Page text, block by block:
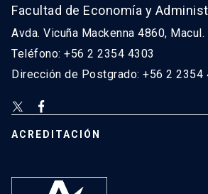
Facultad de Economía y
Avda. Vicuña Mackenna 4860,
Teléfono: +56 2 2354 4303
Dirección de Postgrado: +56 2 2354
ACREDITACIÓN